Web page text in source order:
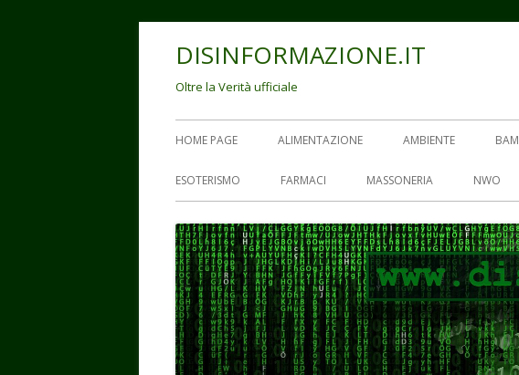
DISINFORMAZIONE.IT
Oltre la Verità ufficiale
Menu
principale
HOME PAGE ALIMENTAZIONE AMBIENTE
ESOTERISMO FARMACI MASSONERIA NWO